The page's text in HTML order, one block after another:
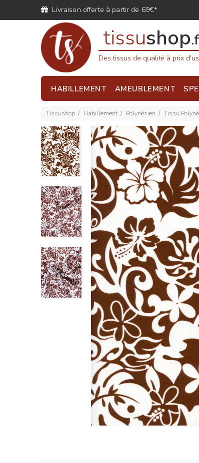
Livraison offerte à partir de 69€*
tissushop
Des tissus de qualité à prix
HABILLEMENT AMEUBLEMENT
Tissushop Habillement Polynésien Tissu